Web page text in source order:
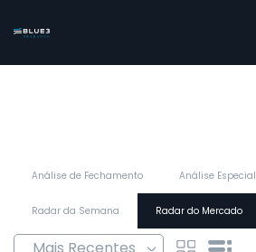
Análise de Fechamento Análise Especial
Radar da Semana Radar do Mercado